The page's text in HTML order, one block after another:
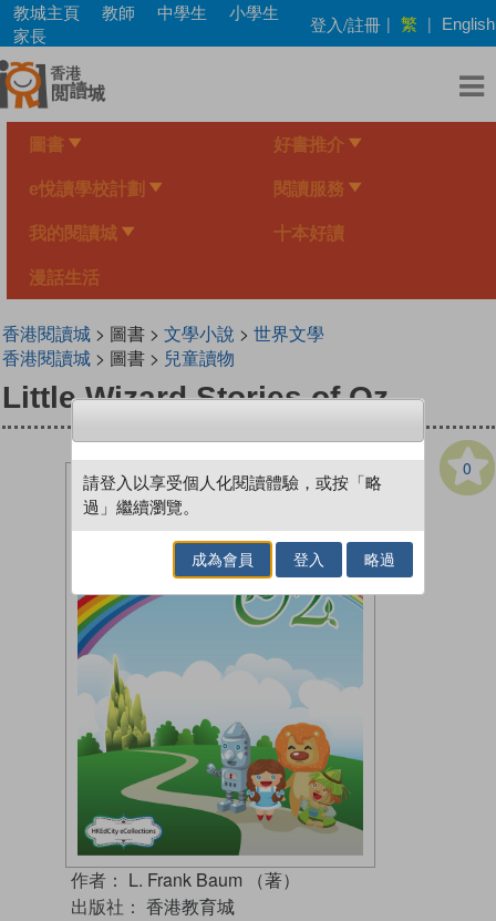
Skip
main
content
教城主頁 教師 中學生
小學生
家長
登入/註冊 | 繁 | English
圖書 好書推介
e悅讀學校計劃 閱讀服務
我的閱讀城 十本好讀
漫話生活
香港閱讀城> 圖書 > 文學小說 > 世界文學
香港閱讀城> 圖書 > 兒童讀物
Little Wizard Stories of Oz
0
作者： L. Frank Baum （著）
出版社： 香港教育城
請登入以享受個人化閱讀體驗，或按「略
過」繼續瀏覽。
成為會員 登入 略過